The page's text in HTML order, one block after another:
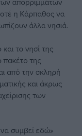
η Κάρπαθος να
άλλα νησιά.
το νησί της
πακέτο της
από την σκληρή
και άκρως
των
συμβεί εδώ»